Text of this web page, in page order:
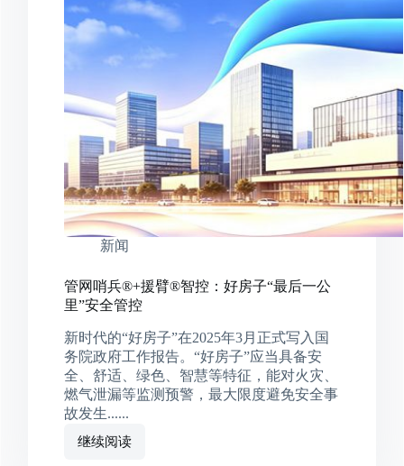
新闻
管网哨兵®+援臂®智控：好房子“最后一公
里”安全管控
新时代的“好房子”在2025年3月正式写入国
务院政府工作报告。“好房子”应当具备安
全、舒适、绿色、智慧等特征，能对火灾、
燃气泄漏等监测预警，最大限度避免安全事
故发生......
继续阅读